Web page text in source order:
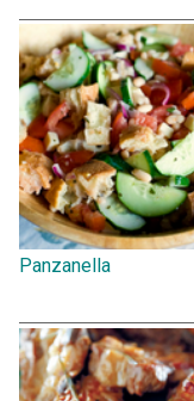
Panzanella